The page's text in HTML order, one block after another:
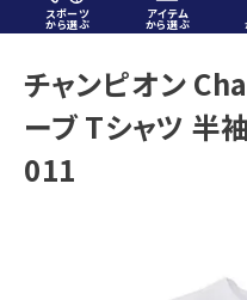
スポーツ
から選ぶ
アイテム
から選ぶ
ACCOUNT MENU
ようこそ ゲスト 様
meeting_room ログイン
チャンピオン
ーブ Tシャツ 半
011